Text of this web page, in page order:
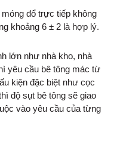
đổ trực tiếp không
khoảng 6 ± 2 là hợp lý.
lớn như nhà kho, nhà
yêu cầu bê tông mác từ
kiện đặc biệt như cọc
độ sụt bê tông sẽ giao
vào yêu cầu của từng